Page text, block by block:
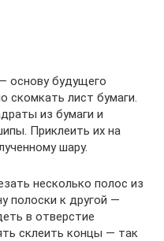
основу будущего
скомкать лист бумаги.
из бумаги и
Приклеить их на
шару.
несколько полос из
полоски к другой —
в отверстие
склеить концы — так